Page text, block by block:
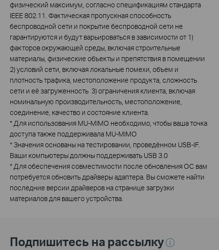
физический максимум, согласно спецификациям стандарта
IEEE 802.11. Фактическая пропускная способность
беспроводной сети и покрытие беспроводной сети не
гарантируются и будут варьироваться в зависимости от 1)
факторов окружающей среды, включая строительные
материалы, физические объекты и препятствия в помещении
2) условий сети, включая локальные помехи, объем и
плотность трафика, местоположение продукта, сложность
сети и её загруженность 3) ограничения клиента, включая
номинальную производительность, местоположение,
соединение, качество и состояние клиента.
* Для использования MU-MIMO необходимо, чтобы ваша точка
доступа также поддерживала MU-MIMO
*Значения основаны на тестировании, проведённом USB-IF.
Ваши компьютеры должны поддерживать USB 3.0
* Для обеспечения совместимости после обновления ОС вам
потребуется обновить драйверы адаптера. Вы сможете найти
последние версии драйверов на странице загрузки
материалов для вашего устройства.
Подпишитесь на рассылку